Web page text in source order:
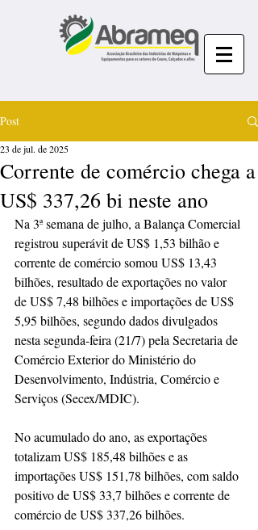
Post
Corrente de comércio chega a
US$ 337,26 bi neste ano
23 de jul. de 2025
Na 3ª semana de julho, a Balança Comercial
registrou superávit de US$ 1,53 bilhão e
corrente de comércio somou US$ 13,43
bilhões, resultado de exportações no valor
de US$ 7,48 bilhões e importações de US$
5,95 bilhões, segundo dados divulgados
nesta segunda-feira (21/7) pela Secretaria de
Comércio Exterior do Ministério do
Desenvolvimento, Indústria, Comércio e
Serviços (Secex/MDIC).
No acumulado do ano, as exportações
totalizam US$ 185,48 bilhões e as
importações US$ 151,78 bilhões, com saldo
positivo de US$ 33,7 bilhões e corrente de
comércio de US$ 337,26 bilhões.